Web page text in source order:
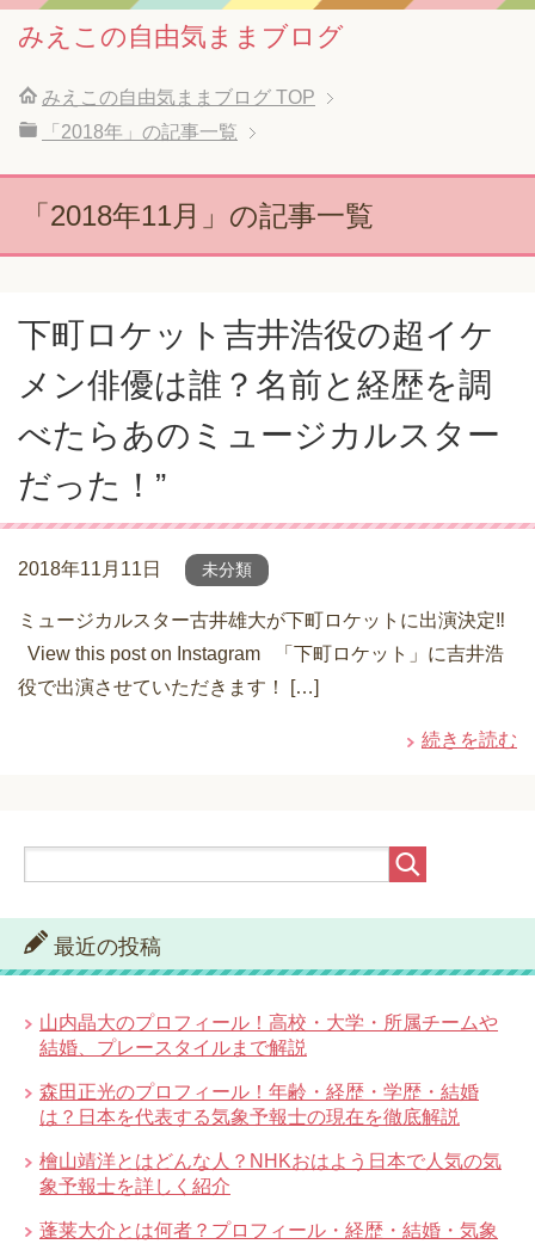
みえこの自由気ままブログ
みえこの自由気ままブログ TOP
「2018年」の記事一覧
「2018年11月」の記事一覧
下町ロケット吉井浩役の超イケ
メン俳優は誰？名前と経歴を調
べたらあのミュージカルスター
だった！”
2018年11月11日 未分類
ミュージカルスター古井雄大が下町ロケットに出演決定‼
View this post on Instagram 「下町ロケット」に吉井浩
役で出演させていただきます！ […]
続きを読む
最近の投稿
山内晶大のプロフィール！高校・大学・所属チームや
結婚、プレースタイルまで解説
森田正光のプロフィール！年齢・経歴・学歴・結婚
は？日本を代表する気象予報士の現在を徹底解説
檜山靖洋とはどんな人？NHKおはよう日本で人気の気
象予報士を詳しく紹介
蓬莱大介とは何者？プロフィール・経歴・結婚・気象